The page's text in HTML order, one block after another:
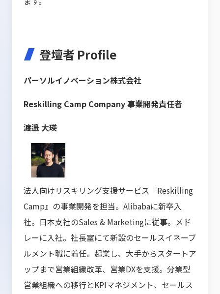
登壇者 Profile
パーソルイノベーション株式会社
Reskilling Camp Company 事業開発責任者
渡邉 大瑛
法人向けリスキリング支援サービス『Reskilling
Camp』の事業開発を担当。Alibabaに新卒入
社。日本支社のSales & Marketingに従事。メド
レーに入社。社長室にて新設のセールスイネーブ
ルメント職に着任。起業し、大手からスタートア
ップまで営業組織改革、営業DXを支援。分業型
営業組織への移行とKPIマネジメント、セールス